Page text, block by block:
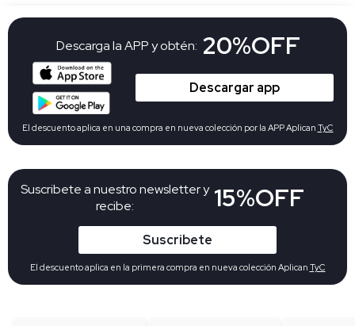
Suscribete a nuestro newsletter y
recibe:
15%OFF
Suscribete
El descuento aplica en la primera compra en nueva colección Aplican TyC
Descarga la APP y obtén: 20%OFF
Descargar app
El descuento aplica en una compra en nueva colección por la APP Aplican TyC